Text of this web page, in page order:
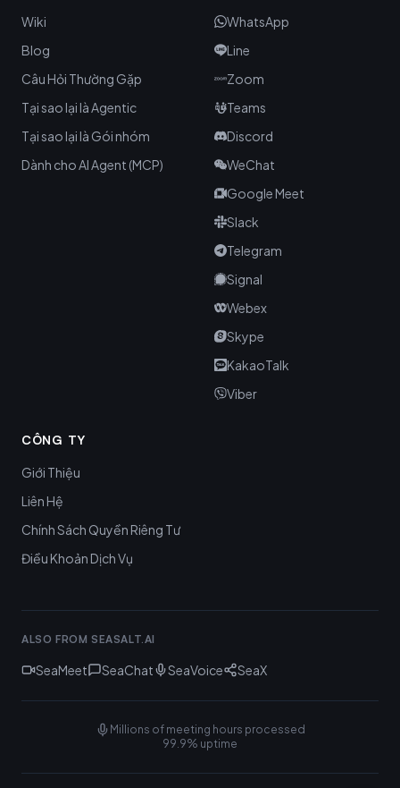
Wiki
Blog
Câu Hỏi Thường Gặp
Tại sao lại là Agentic
Tại sao lại là Gói nhóm
Dành cho AI Agent (MCP)
WhatsApp
Line
Zoom
Teams
Discord
WeChat
Google Meet
Slack
Telegram
Signal
Webex
Skype
KakaoTalk
Viber
CÔNG TY
Giới Thiệu
Liên Hệ
Chính Sách Quyền Riêng Tư
Điều Khoản Dịch Vụ
ALSO FROM SEASALT.AI
SeaMeet SeaChat SeaVoice SeaX
Millions of meeting hours processed
99.9% uptime